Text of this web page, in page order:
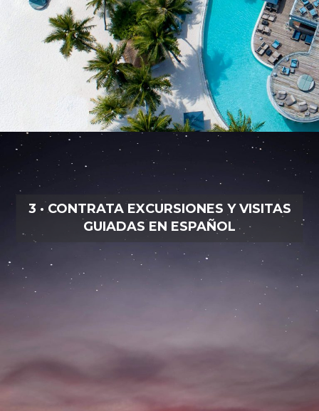
3 · CONTRATA EXCURSIONES Y VISITAS
GUIADAS EN ESPAÑOL